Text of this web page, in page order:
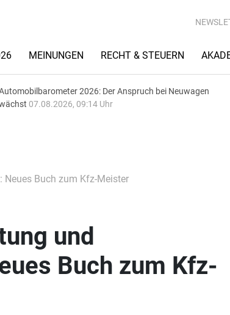
MEINUNGEN RECHT & STEUERN
2026: Der Anspruch bei Neuwagen
07.08.2026, 09:14 Uhr
Buch zum Kfz-Meister
und
Buch zum Kfz-